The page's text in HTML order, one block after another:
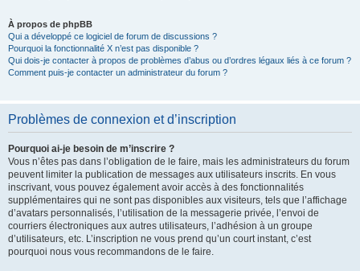
À propos de phpBB
Qui a développé ce logiciel de forum de discussions ?
Pourquoi la fonctionnalité X n’est pas disponible ?
Qui dois-je contacter à propos de problèmes d’abus ou d’ordres légaux liés à ce forum ?
Comment puis-je contacter un administrateur du forum ?
Problèmes de connexion et d’inscription
Pourquoi ai-je besoin de m’inscrire ?
Vous n’êtes pas dans l’obligation de le faire, mais les administrateurs du forum
peuvent limiter la publication de messages aux utilisateurs inscrits. En vous
inscrivant, vous pouvez également avoir accès à des fonctionnalités
supplémentaires qui ne sont pas disponibles aux visiteurs, tels que l’affichage
d’avatars personnalisés, l’utilisation de la messagerie privée, l’envoi de
courriers électroniques aux autres utilisateurs, l’adhésion à un groupe
d’utilisateurs, etc. L’inscription ne vous prend qu’un court instant, c’est
pourquoi nous vous recommandons de le faire.